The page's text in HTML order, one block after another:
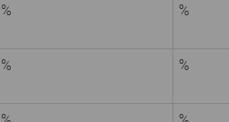
% %
% %